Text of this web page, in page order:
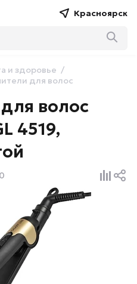
Красноярск
и здоровье
для волос
волос
4519,